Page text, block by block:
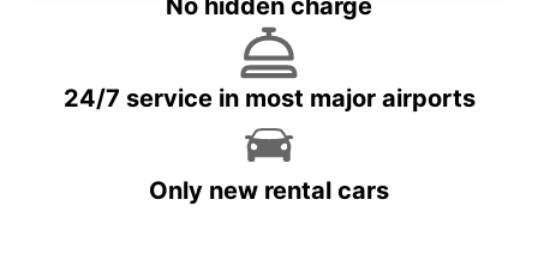
No hidden charge
24/7 service in most major airports
Only new rental cars